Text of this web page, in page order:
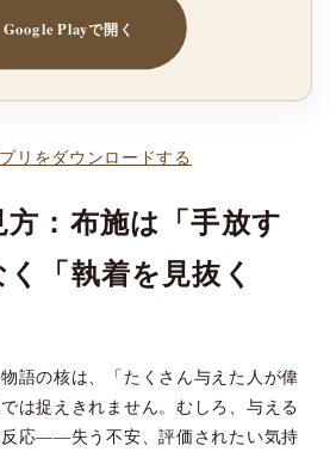
Google Playで開く
リをダウンロードする
：布施は「手放す
「執着を見抜く
語の核は、「たくさん与えた人が偉
は捉えきれません。むしろ、与える
応――失う不安、評価されたい気持